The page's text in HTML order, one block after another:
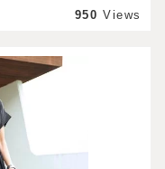
950 Views